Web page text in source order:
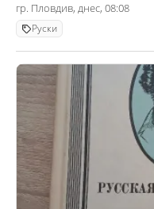
гр. Пловдив, днес, 08:08
Руски